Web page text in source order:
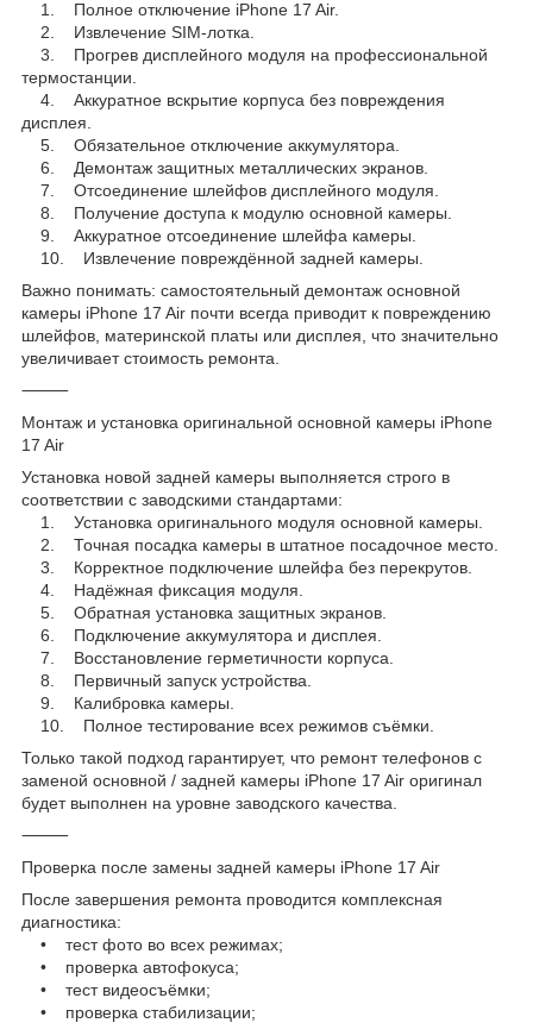
1. Полное отключение iPhone 17 Air.
2. Извлечение SIM-лотка.
3. Прогрев дисплейного модуля на профессиональной
термостанции.
4. Аккуратное вскрытие корпуса без повреждения
дисплея.
5. Обязательное отключение аккумулятора.
6. Демонтаж защитных металлических экранов.
7. Отсоединение шлейфов дисплейного модуля.
8. Получение доступа к модулю основной камеры.
9. Аккуратное отсоединение шлейфа камеры.
10. Извлечение повреждённой задней камеры.
Важно понимать: самостоятельный демонтаж основной
камеры iPhone 17 Air почти всегда приводит к повреждению
шлейфов, материнской платы или дисплея, что значительно
увеличивает стоимость ремонта.
⸻
Монтаж и установка оригинальной основной камеры iPhone
17 Air
Установка новой задней камеры выполняется строго в
соответствии с заводскими стандартами:
1. Установка оригинального модуля основной камеры.
2. Точная посадка камеры в штатное посадочное место.
3. Корректное подключение шлейфа без перекрутов.
4. Надёжная фиксация модуля.
5. Обратная установка защитных экранов.
6. Подключение аккумулятора и дисплея.
7. Восстановление герметичности корпуса.
8. Первичный запуск устройства.
9. Калибровка камеры.
10. Полное тестирование всех режимов съёмки.
Только такой подход гарантирует, что ремонт телефонов с
заменой основной / задней камеры iPhone 17 Air оригинал
будет выполнен на уровне заводского качества.
⸻
Проверка после замены задней камеры iPhone 17 Air
После завершения ремонта проводится комплексная
диагностика:
• тест фото во всех режимах;
• проверка автофокуса;
• тест видеосъёмки;
• проверка стабилизации;